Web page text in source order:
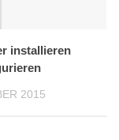
installieren
2015